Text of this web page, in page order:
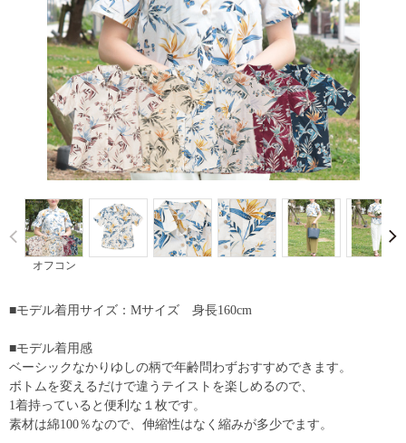
オフコン
Prev
■モデル着用サイズ：Mサイズ 身長160cm
■モデル着用感
ベーシックなかりゆしの柄で年齢問わずおすすめできます。
ボトムを変えるだけで違うテイストを楽しめるので、
1着持っていると便利な１枚です。
素材は綿100％なので、伸縮性はなく縮みが多少でます。